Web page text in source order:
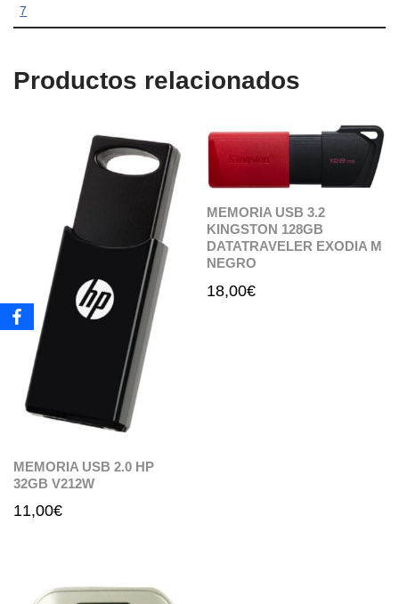
7
Productos relacionados
MEMORIA USB 2.0 HP
32GB V212W
11,00€
MEMORIA USB 3.2
KINGSTON 128GB
DATATRAVELER EXODIA M
NEGRO
18,00€